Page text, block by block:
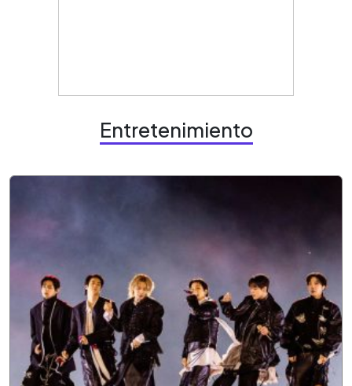
Entretenimiento